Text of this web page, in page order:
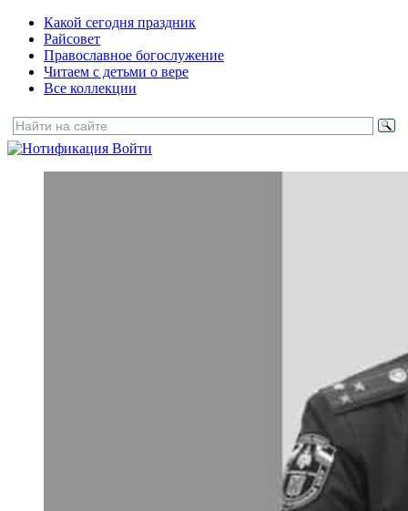
Какой сегодня праздник
Райсовет
Православное богослужение
Читаем с детьми о вере
Все коллекции
Войти